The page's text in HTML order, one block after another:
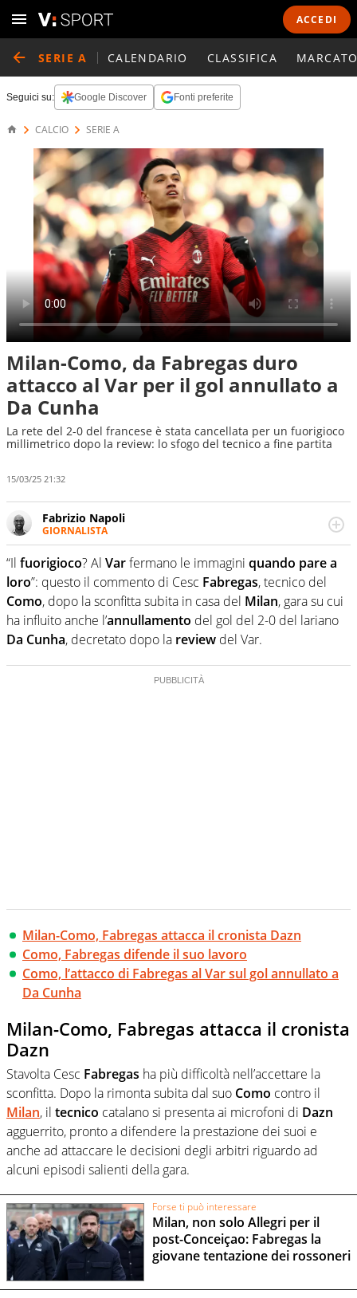
ACCEDI
SERIE A CALENDARIO CLASSIFICA
Seguici su: Google Discover Fonti preferite
CALCIO SERIE A
Milan-Como, da Fabregas duro
attacco al Var per il gol annullato a
Da Cunha
La rete del 2-0 del francese è stata cancellata per un fuorigioco
millimetrico dopo la review: lo sfogo del tecnico a fine partita
15/03/25 21:32
Fabrizio Napoli
GIORNALISTA
Giornalista professionista, per Virgilio Sport segue anche
il calcio ma è con la pallanuoto che esalta competenze e
passioni. Cura la comunicazione di HaBaWaBa, il più
grande festival di waterpolo per bambini al mondo
“Il fuorigioco? Al Varfermano le immagini quando pare a
loro”: questo il commento di Cesc Fabregas, tecnico del
Como, dopo la sconfitta subita in casa del Milan, gara su cui
ha influito anche l’annullamento del gol del 2-0 del lariano
Da Cunha, decretato dopo la review del Var.
Milan-Como, Fabregas attacca il cronista Dazn
Como, Fabregas difende il suo lavoro
Como, l’attacco di Fabregas al Var sul gol annullato a
Da Cunha
Milan-Como, Fabregas attacca il cronista
Dazn
Stavolta Cesc Fabregas ha più difficoltà nell’accettare la
sconfitta. Dopo la rimonta subita dal suo Como contro il
Milan, il tecnico catalano si presenta ai microfoni di Dazn
agguerrito, pronto a difendere la prestazione dei suoi e
anche ad attaccare le decisioni degli arbitri riguardo ad
alcuni episodi salienti della gara.
Forse ti può interessare
Milan, non solo Allegri per il
post-Conceiçao: Fabregas la
giovane tentazione dei rossoneri